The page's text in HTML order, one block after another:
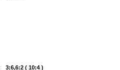
3:6,6:2 ( 10:4 )